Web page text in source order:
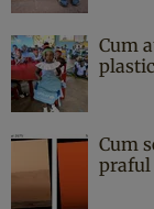
Cum
Cum
praful